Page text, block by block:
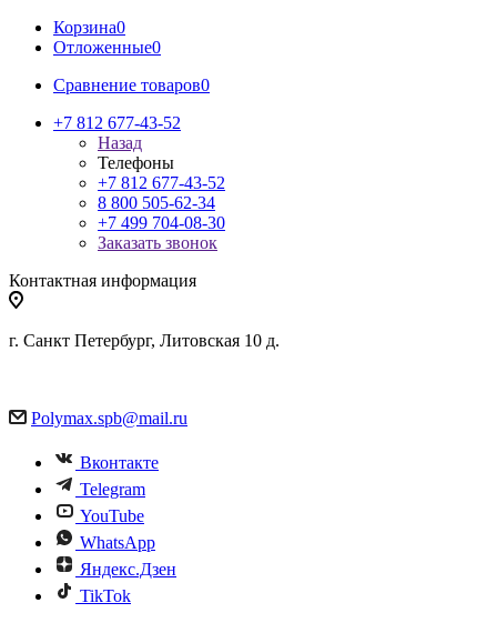
Корзина0
Отложенные0
Сравнение товаров0
+7 812 677-43-52
Назад
Телефоны
+7 812 677-43-52
8 800 505-62-34
+7 499 704-08-30
Заказать звонок
Контактная информация
г. Санкт Петербург, Литовская 10 д.
Polymax.spb@mail.ru
Вконтакте
Telegram
YouTube
WhatsApp
Яндекс.Дзен
TikTok